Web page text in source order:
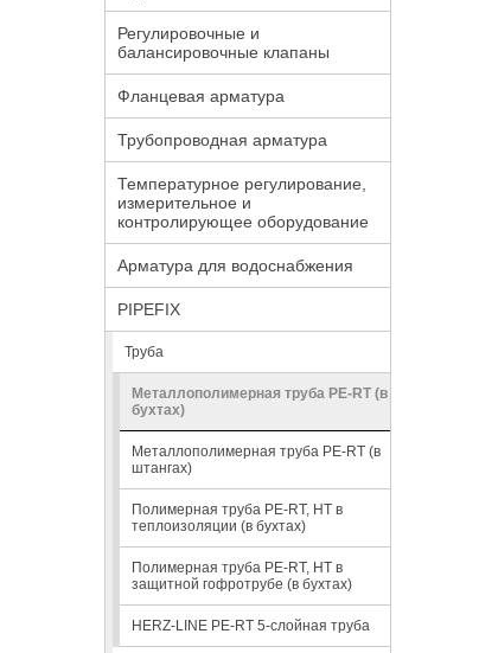
Регулировочные и
балансировочные клапаны
Фланцевая арматура
Трубопроводная арматура
Температурное регулирование,
измерительное и
контролирующее оборудование
Арматура для водоснабжения
PIPEFIX
Труба
Металлополимерная труба РЕ-RT (в
бухтах)
Металлополимерная труба РЕ-RT (в
штангах)
Полимерная труба РЕ-RT, HT в
теплоизоляции (в бухтах)
Полимерная труба РЕ-RT, HT в
защитной гофротрубе (в бухтах)
HERZ-LINE PE-RT 5-слойная труба